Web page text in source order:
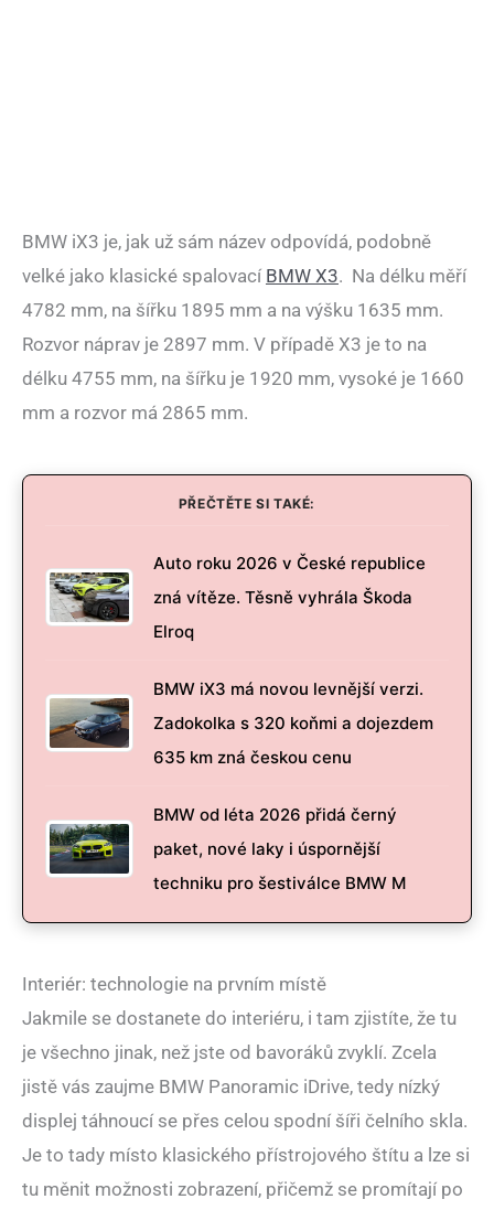
BMW iX3 je, jak už sám název odpovídá, podobně
velké jako klasické spalovací BMW X3. Na délku měří
4782 mm, na šířku 1895 mm a na výšku 1635 mm.
Rozvor náprav je 2897 mm. V případě X3 je to na
délku 4755 mm, na šířku je 1920 mm, vysoké je 1660
mm a rozvor má 2865 mm.
PŘEČTĚTE SI TAKÉ:
Auto roku 2026 v České republice
zná vítěze. Těsně vyhrála Škoda
Elroq
BMW iX3 má novou levnější verzi.
Zadokolka s 320 koňmi a dojezdem
635 km zná českou cenu
BMW od léta 2026 přidá černý
paket, nové laky i úspornější
techniku pro šestiválce BMW M
Interiér: technologie na prvním místě
Jakmile se dostanete do interiéru, i tam zjistíte, že tu
je všechno jinak, než jste od bavoráků zvyklí. Zcela
jistě vás zaujme BMW Panoramic iDrive, tedy nízký
displej táhnoucí se přes celou spodní šíři čelního skla.
Je to tady místo klasického přístrojového štítu a lze si
tu měnit možnosti zobrazení, přičemž se promítají po